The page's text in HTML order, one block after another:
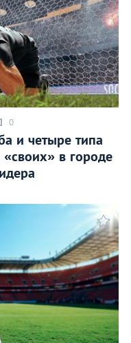
0
и четыре типа
в городе